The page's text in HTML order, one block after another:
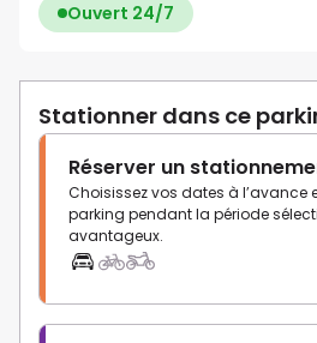
Ouvert 24/7
Stationner dans ce
Réserver un
Choisissez vos dates à l’avance
parking pendant la période
avantageux.